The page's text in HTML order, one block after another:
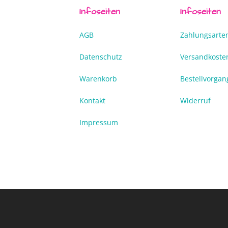
Infoseiten
AGB
Datenschutz
Warenkorb
Kontakt
Impressum
Infoseiten
Widerruf